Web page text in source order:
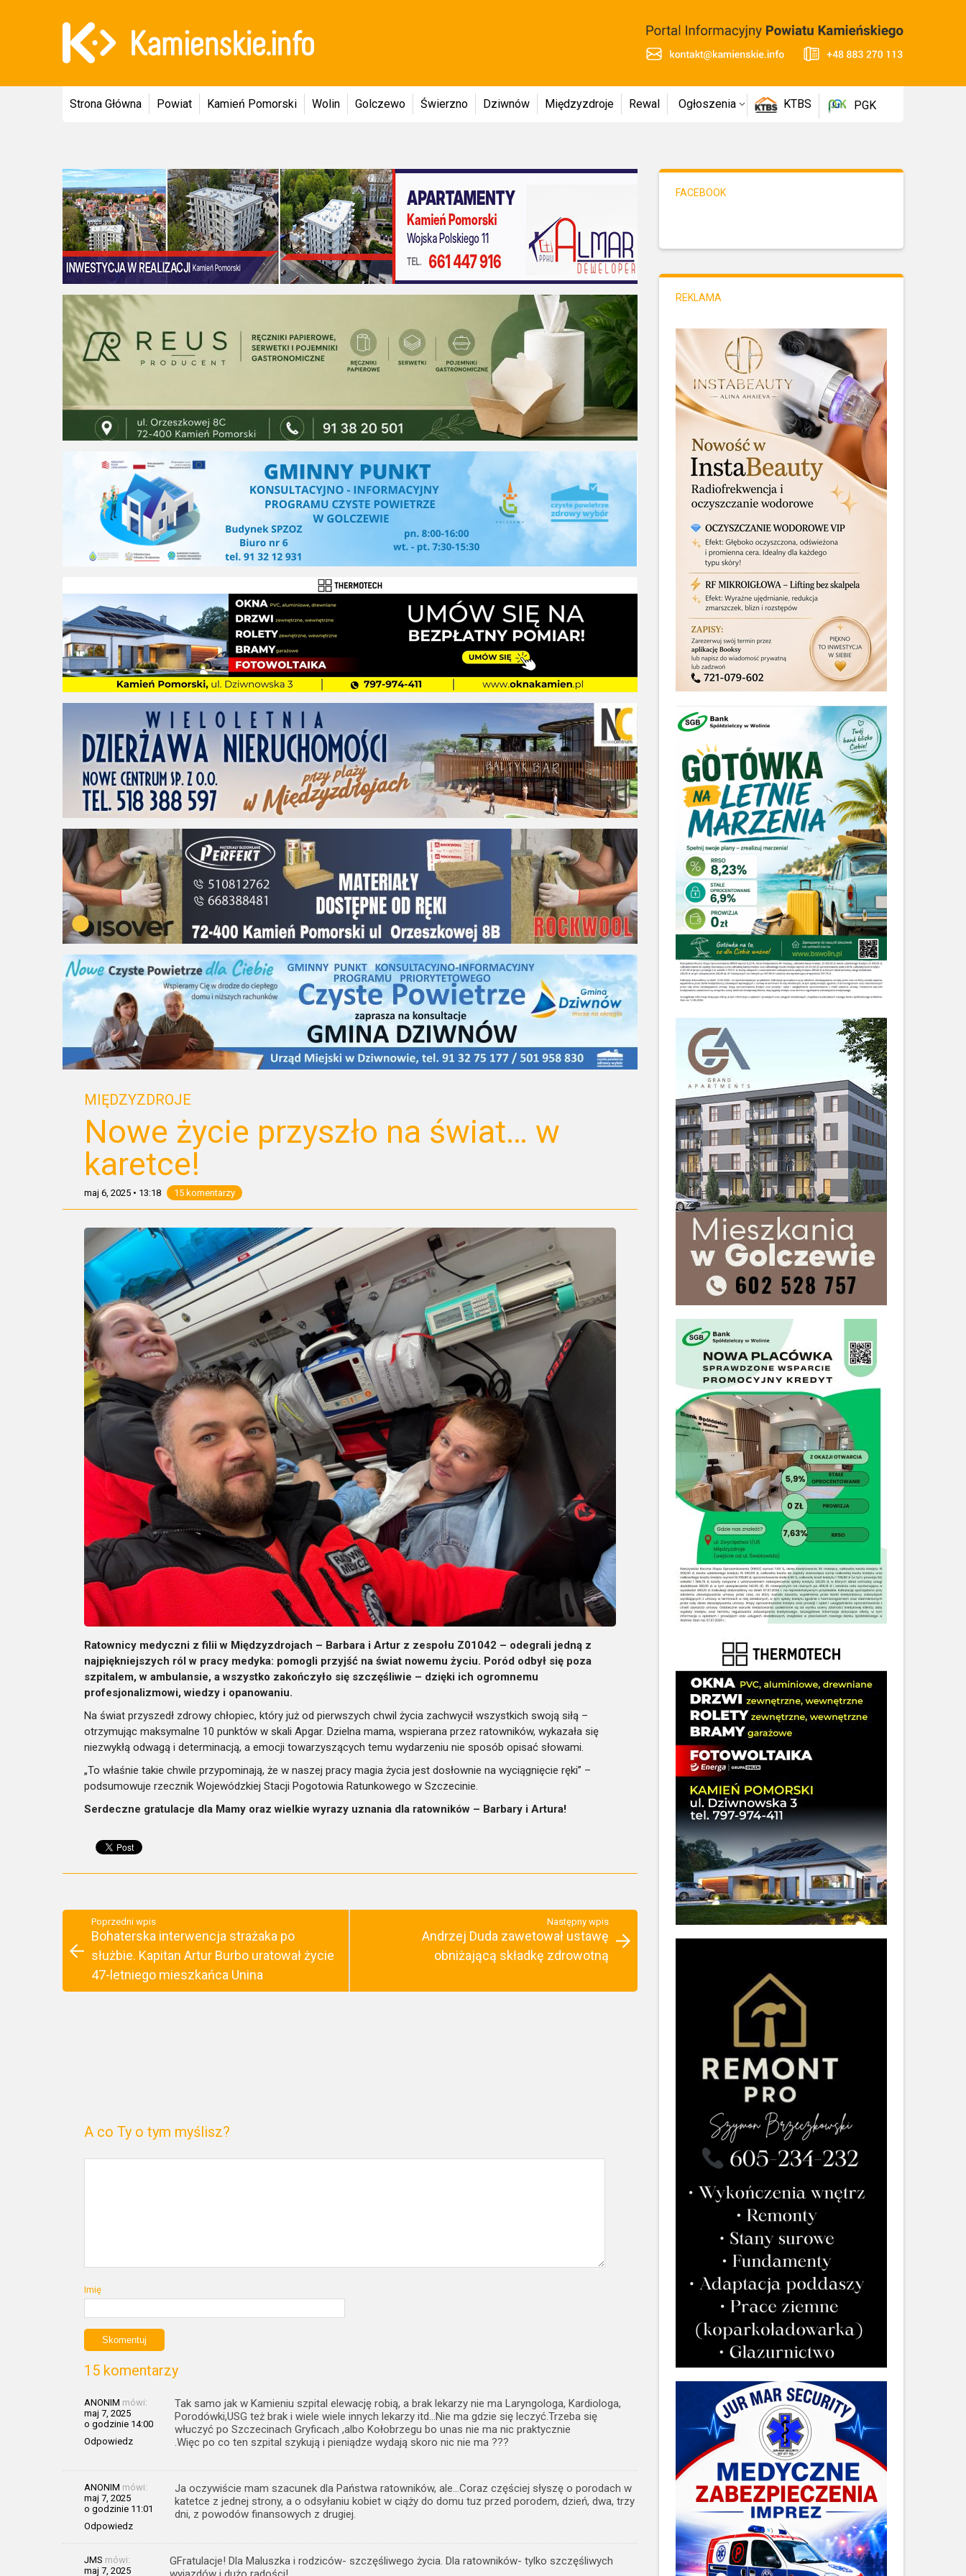
Strona Główna Powiat Kamień Pomorski Wolin Golczewo Świerzno Dziwnów Międzyzdroje Rewal Ogłoszenia KTBS PGK
MIĘDZYZDROJE
Nowe życie przyszło na świat… w
karetce!
maj 6, 2025 • 13:18 15 komentarzy
Ratownicy medyczni z filii w Międzyzdrojach – Barbara i Artur z zespołu Z01042 – odegrali jedną z
najpiękniejszych ról w pracy medyka: pomogli przyjść na świat nowemu życiu. Poród odbył się poza
szpitalem, w ambulansie, a wszystko zakończyło się szczęśliwie – dzięki ich ogromnemu
profesjonalizmowi, wiedzy i opanowaniu.
Na świat przyszedł zdrowy chłopiec, który już od pierwszych chwil życia zachwycił wszystkich swoją siłą –
otrzymując maksymalne 10 punktów w skali Apgar. Dzielna mama, wspierana przez ratowników, wykazała się
niezwykłą odwagą i determinacją, a emocji towarzyszących temu wydarzeniu nie sposób opisać słowami.
„To właśnie takie chwile przypominają, że w naszej pracy magia życia jest dosłownie na wyciągnięcie ręki” –
podsumowuje rzecznik Wojewódzkiej Stacji Pogotowia Ratunkowego w Szczecinie.
Serdeczne gratulacje dla Mamy oraz wielkie wyrazy uznania dla ratowników – Barbary i Artura!
Poprzedni wpis
Bohaterska interwencja strażaka po
służbie. Kapitan Artur Burbo uratował życie
47-letniego mieszkańca Unina
Następny wpis
Andrzej Duda zawetował ustawę
obniżającą składkę zdrowotną
A co Ty o tym myślisz?
Imię
15 komentarzy
ANONIM mówi:
maj 7, 2025
o godzinie 14:00
Odpowiedz
Tak samo jak w Kamieniu szpital elewację robią, a brak lekarzy nie ma Laryngologa, Kardiologa,
Porodówki,USG też brak i wiele wiele innych lekarzy itd…Nie ma gdzie się leczyć.Trzeba się
włuczyć po Szczecinach Gryficach ,albo Kołobrzegu bo unas nie ma nic praktycznie
.Więc po co ten szpital szykują i pieniądze wydają skoro nic nie ma ???
ANONIM mówi:
maj 7, 2025
o godzinie 11:01
Odpowiedz
Ja oczywiście mam szacunek dla Państwa ratowników, ale…Coraz częściej słyszę o porodach w
katetce z jednej strony, a o odsyłaniu kobiet w ciąży do domu tuz przed porodem, dzień, dwa, trzy
dni, z powodów finansowych z drugiej.
JMS mówi:
maj 7, 2025
GFratulacje! Dla Maluszka i rodziców- szczęśliwego życia. Dla ratowników- tylko szczęśliwych
FACEBOOK
REKLAMA